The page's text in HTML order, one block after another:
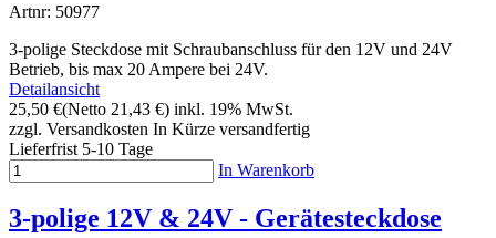
Artnr: 50977
3-polige Steckdose mit Schraubanschluss für den 12V und 24V
Betrieb, bis max 20 Ampere bei 24V.
Detailansicht
25,50 €(Netto 21,43 €) inkl. 19% MwSt.
zzgl. Versandkosten In Kürze versandfertig
Lieferfrist 5-10 Tage
In Warenkorb
3-polige 12V & 24V - Gerätesteckdose